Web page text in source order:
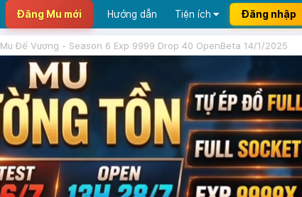
Đăng Mu mới Hướng dẫn Tiện ích Đăng nhập
Mu Đế Vương - Season 6 Exp 9999 Drop 40 OpenBeta 14/1/2025